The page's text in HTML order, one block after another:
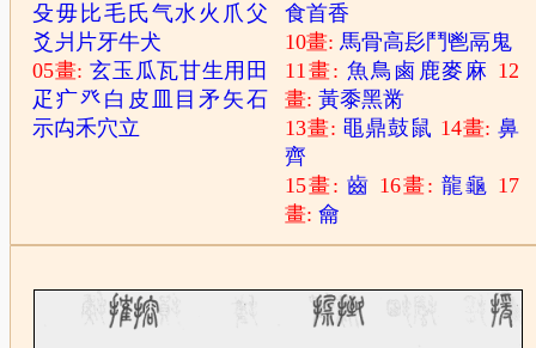
殳毋 比毛 氏气水 火 爪父
爻 爿 片牙牛犬
05畫:玄玉 瓜瓦甘生用 田
疋 疒癶 白 皮 目矛 矢石
示禸禾穴立
食首香
10畫:馬骨高髟 鬥鬯鬲 鬼
11畫: 魚鳥 鹵 鹿麥 麻 12
畫:黃黍黑黹
13畫: 黽鼎鼓鼠 14畫:鼻
齊
15畫:齒 16畫:龍龜 17
畫:龠